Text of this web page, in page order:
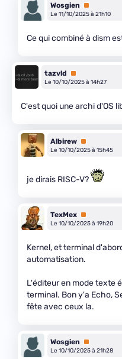
Wosgien
Premium
Le 11/10/2025 à 21h10
Ce qui combiné à dism
tazvld
Premium
Le 10/10/2025 à 14h27
C'est quoi une archi d'OS
Albirew Premium
Le 10/10/2025 à 15h45
je dirais RISC-V?
TexMex Premium
Le 10/10/2025 à 19h20
Kernel, et terminal
automatisation.
L'éditeur en mode texte
terminal. Bon y'a Echo,
fête avec ceux la.
Wosgien
Premium
Le 10/10/2025 à 21h28